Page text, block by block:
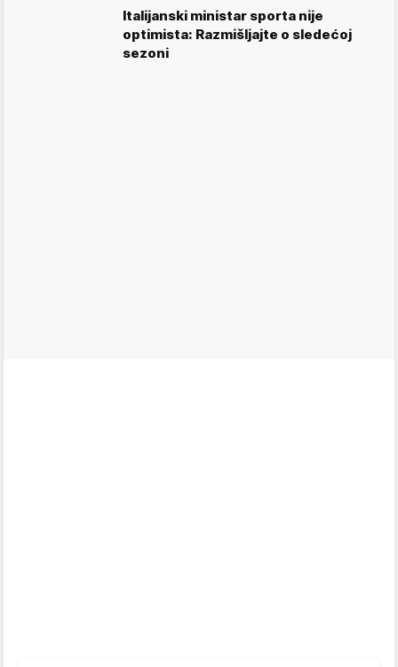
Italijanski ministar sporta nije
optimista: Razmišljajte o sledećoj
sezoni